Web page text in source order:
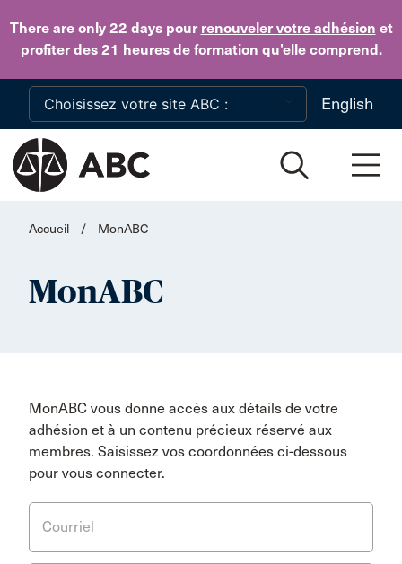
There are only 22 dayspour renouveler votre adhésion et
profiter des 21 heures de formation qu’elle comprend.
Skip to main content
English
Accueil / MonABC
MonABC
MonABC vous donne accès aux détails de votre
adhésion et à un contenu précieux réservé aux
membres. Saisissez vos coordonnées ci-dessous
pour vous connecter.
Courriel